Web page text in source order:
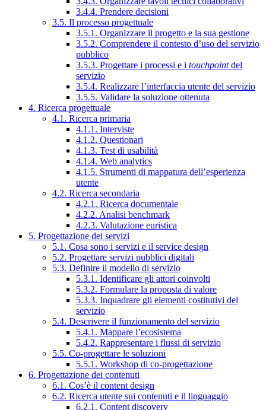
3.4.4. Prendere decisioni
3.5. Il processo progettuale
3.5.1. Organizzare il progetto e la sua gestione
3.5.2. Comprendere il contesto d’uso del servizio
pubblico
3.5.3. Progettare i processi e i touchpointdel
servizio
3.5.4. Realizzare l’interfaccia utente del servizio
3.5.5. Validare la soluzione ottenuta
4. Ricerca progettuale
4.1. Ricerca primaria
4.1.1. Interviste
4.1.2. Questionari
4.1.3. Test di usabilità
4.1.4. Web analytics
4.1.5. Strumenti di mappatura dell’esperienza
utente
4.2. Ricerca secondaria
4.2.1. Ricerca documentale
4.2.2. Analisi benchmark
4.2.3. Valutazione euristica
5. Progettazione dei servizi
5.1. Cosa sono i servizi e il service design
5.2. Progettare servizi pubblici digitali
5.3. Definire il modello di servizio
5.3.1. Identificare gli attori coinvolti
5.3.2. Formulare la proposta di valore
5.3.3. Inquadrare gli elementi costitutivi del
servizio
5.4. Descrivere il funzionamento del servizio
5.4.1. Mappare l’ecosistema
5.4.2. Rappresentare i flussi di servizio
5.5. Co-progettare le soluzioni
5.5.1. Workshop di co-progettazione
6. Progettazione dei contenuti
6.1. Cos’è il content design
6.2. Ricerca utente sui contenuti e il linguaggio
6.2.1. Content discovery